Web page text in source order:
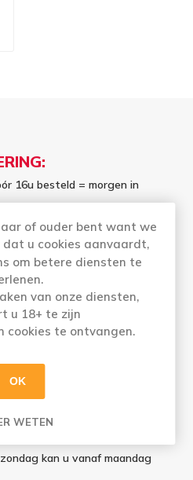
16u besteld = morgen in
geleverd
vanaf 100 euro (excl.
Niklaas (9100), Belsele
Temse (9140),
Beveren (9120)
Kallo (9130), Verrebroek
Waas (9170), Kruibeke
bestelling staat 5 uur later
kan u vanaf maandag
of ouder bent want we
dat u cookies aanvaardt,
om betere diensten te
van onze diensten,
u 18+ te zijn
cookies te ontvangen.
OK
WETEN